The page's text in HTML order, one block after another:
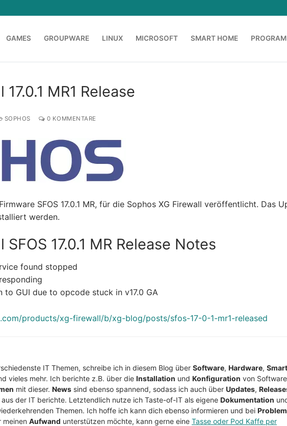
GAMES GROUPWARE LINUX MICROSOFT SMART HOME
MR1 Release
SOPHOS 0 KOMMENTARE
SFOS 17.0.1 MR, für die Sophos XG Firewall veröffentlicht. Das
werden.
17.0.1 MR Release Notes
found stopped
GUI due to opcode stuck in v17.0 GA
products/xg-firewall/b/xg-blog/posts/sfos-17-0-1-mr1-released
IT Themen, schreibe ich in diesem Blog über Software, Hardware, Smart
vieles mehr. Ich berichte z.B. über die Installation und Konfiguration von
mit dieser. News sind ebenso spannend, sodass ich auch über Updates,
aus der IT berichte. Letztendlich nutze ich Taste-of-IT als eigene Dokumentation
Themen. Ich hoffe ich kann dich ebenso informieren und bei
meinen Aufwand unterstützen möchte, kann gerne eine Tasse oder Pod Kaffe per